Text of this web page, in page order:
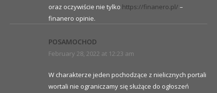
oraz oczywiście nie tylko https://finanero.pl/ –
finanero opinie.
POSAMOCHOD
February 28, 2022 at 12:23 am
W charakterze jeden pochodzące z nielicznych portali
wortali nie ograniczamy się służące do ogłoszeń